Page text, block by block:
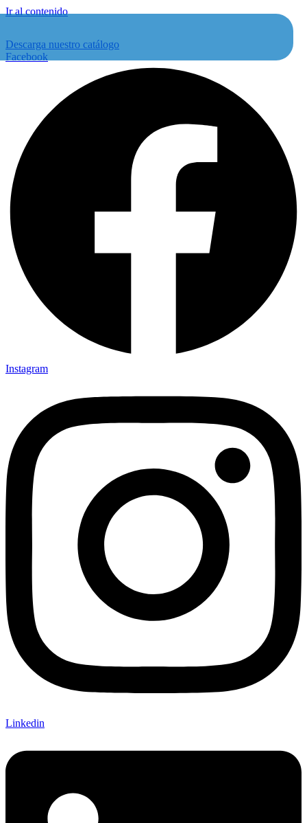
Ir al contenido
Descarga nuestro catálogo
Facebook
Instagram
Linkedin